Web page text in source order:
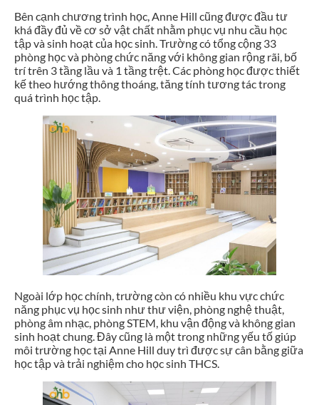
Bên cạnh chương trình học, Anne Hill cũng được đầu tư
khá đầy đủ về cơ sở vật chất nhằm phục vụ nhu cầu học
tập và sinh hoạt của học sinh. Trường có tổng cộng 33
phòng học và phòng chức năng với không gian rộng rãi, bố
trí trên 3 tầng lầu và 1 tầng trệt. Các phòng học được thiết
kế theo hướng thông thoáng, tăng tính tương tác trong
quá trình học tập.
Ngoài lớp học chính, trường còn có nhiều khu vực chức
năng phục vụ học sinh như thư viện, phòng nghệ thuật,
phòng âm nhạc, phòng STEM, khu vận động và không gian
sinh hoạt chung. Đây cũng là một trong những yếu tố giúp
môi trường học tại Anne Hill duy trì được sự cân bằng giữa
học tập và trải nghiệm cho học sinh THCS.